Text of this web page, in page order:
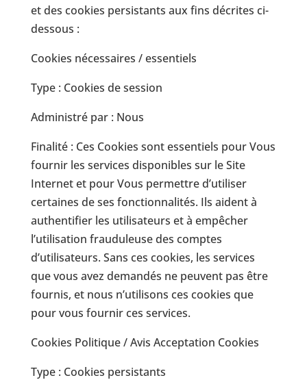
et des cookies persistants aux fins décrites ci-
dessous :
Cookies nécessaires / essentiels
Type : Cookies de session
Administré par : Nous
Finalité : Ces Cookies sont essentiels pour Vous
fournir les services disponibles sur le Site
Internet et pour Vous permettre d’utiliser
certaines de ses fonctionnalités. Ils aident à
authentifier les utilisateurs et à empêcher
l’utilisation frauduleuse des comptes
d’utilisateurs. Sans ces cookies, les services
que vous avez demandés ne peuvent pas être
fournis, et nous n’utilisons ces cookies que
pour vous fournir ces services.
Cookies Politique / Avis Acceptation Cookies
Type : Cookies persistants